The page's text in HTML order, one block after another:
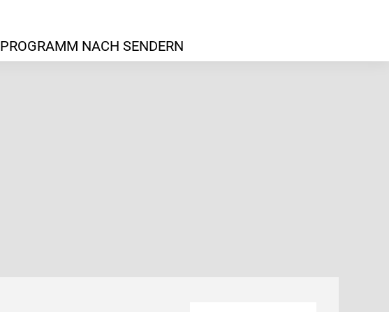
PROGRAMM NACH SENDERN